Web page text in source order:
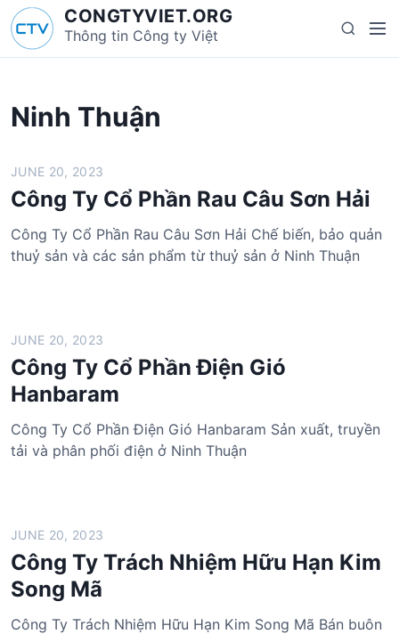
i
CONGTYVIET.ORG
Thông tin Công ty Việt
S
M
Ninh Thuận
JUNE 20, 2023
Công Ty Cổ Phần Rau Câu Sơn Hải
Công Ty Cổ Phần Rau Câu Sơn Hải Chế biến, bảo quản
thuỷ sản và các sản phẩm từ thuỷ sản ở Ninh Thuận
JUNE 20, 2023
Công Ty Cổ Phần Điện Gió
Hanbaram
Công Ty Cổ Phần Điện Gió Hanbaram Sản xuất, truyền
tải và phân phối điện ở Ninh Thuận
JUNE 20, 2023
Công Ty Trách Nhiệm Hữu Hạn Kim
Song Mã
Công Ty Trách Nhiệm Hữu Hạn Kim Song Mã Bán buôn